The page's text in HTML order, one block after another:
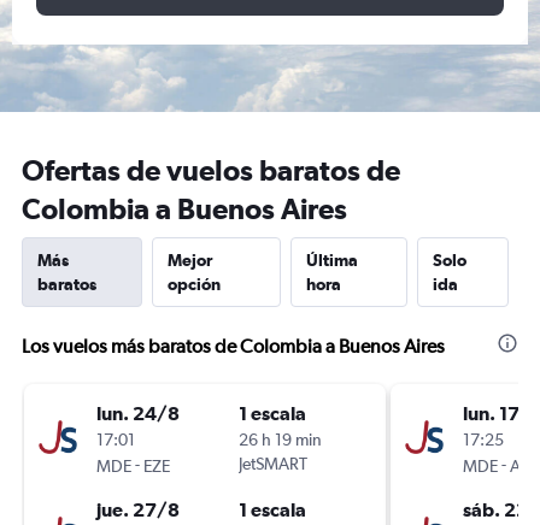
Ofertas de vuelos baratos de
Colombia a Buenos Aires
Más
baratos
Mejor
opción
Última
hora
Solo
ida
Los vuelos más baratos de Colombia a Buenos Aires
lun. 24/8
17:01
MDE- EZE
1 escala
26 h 19 min
JetSMART
jue. 27/8 1 escala
lun. 17/
17:25
MDE-AEP
sáb.